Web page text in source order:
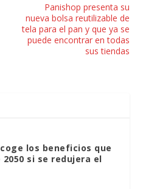
Panishop presenta su
nueva bolsa reutilizable de
tela para el pan y que ya se
puede encontrar en todas
sus tiendas
los beneficios que
si se redujera el